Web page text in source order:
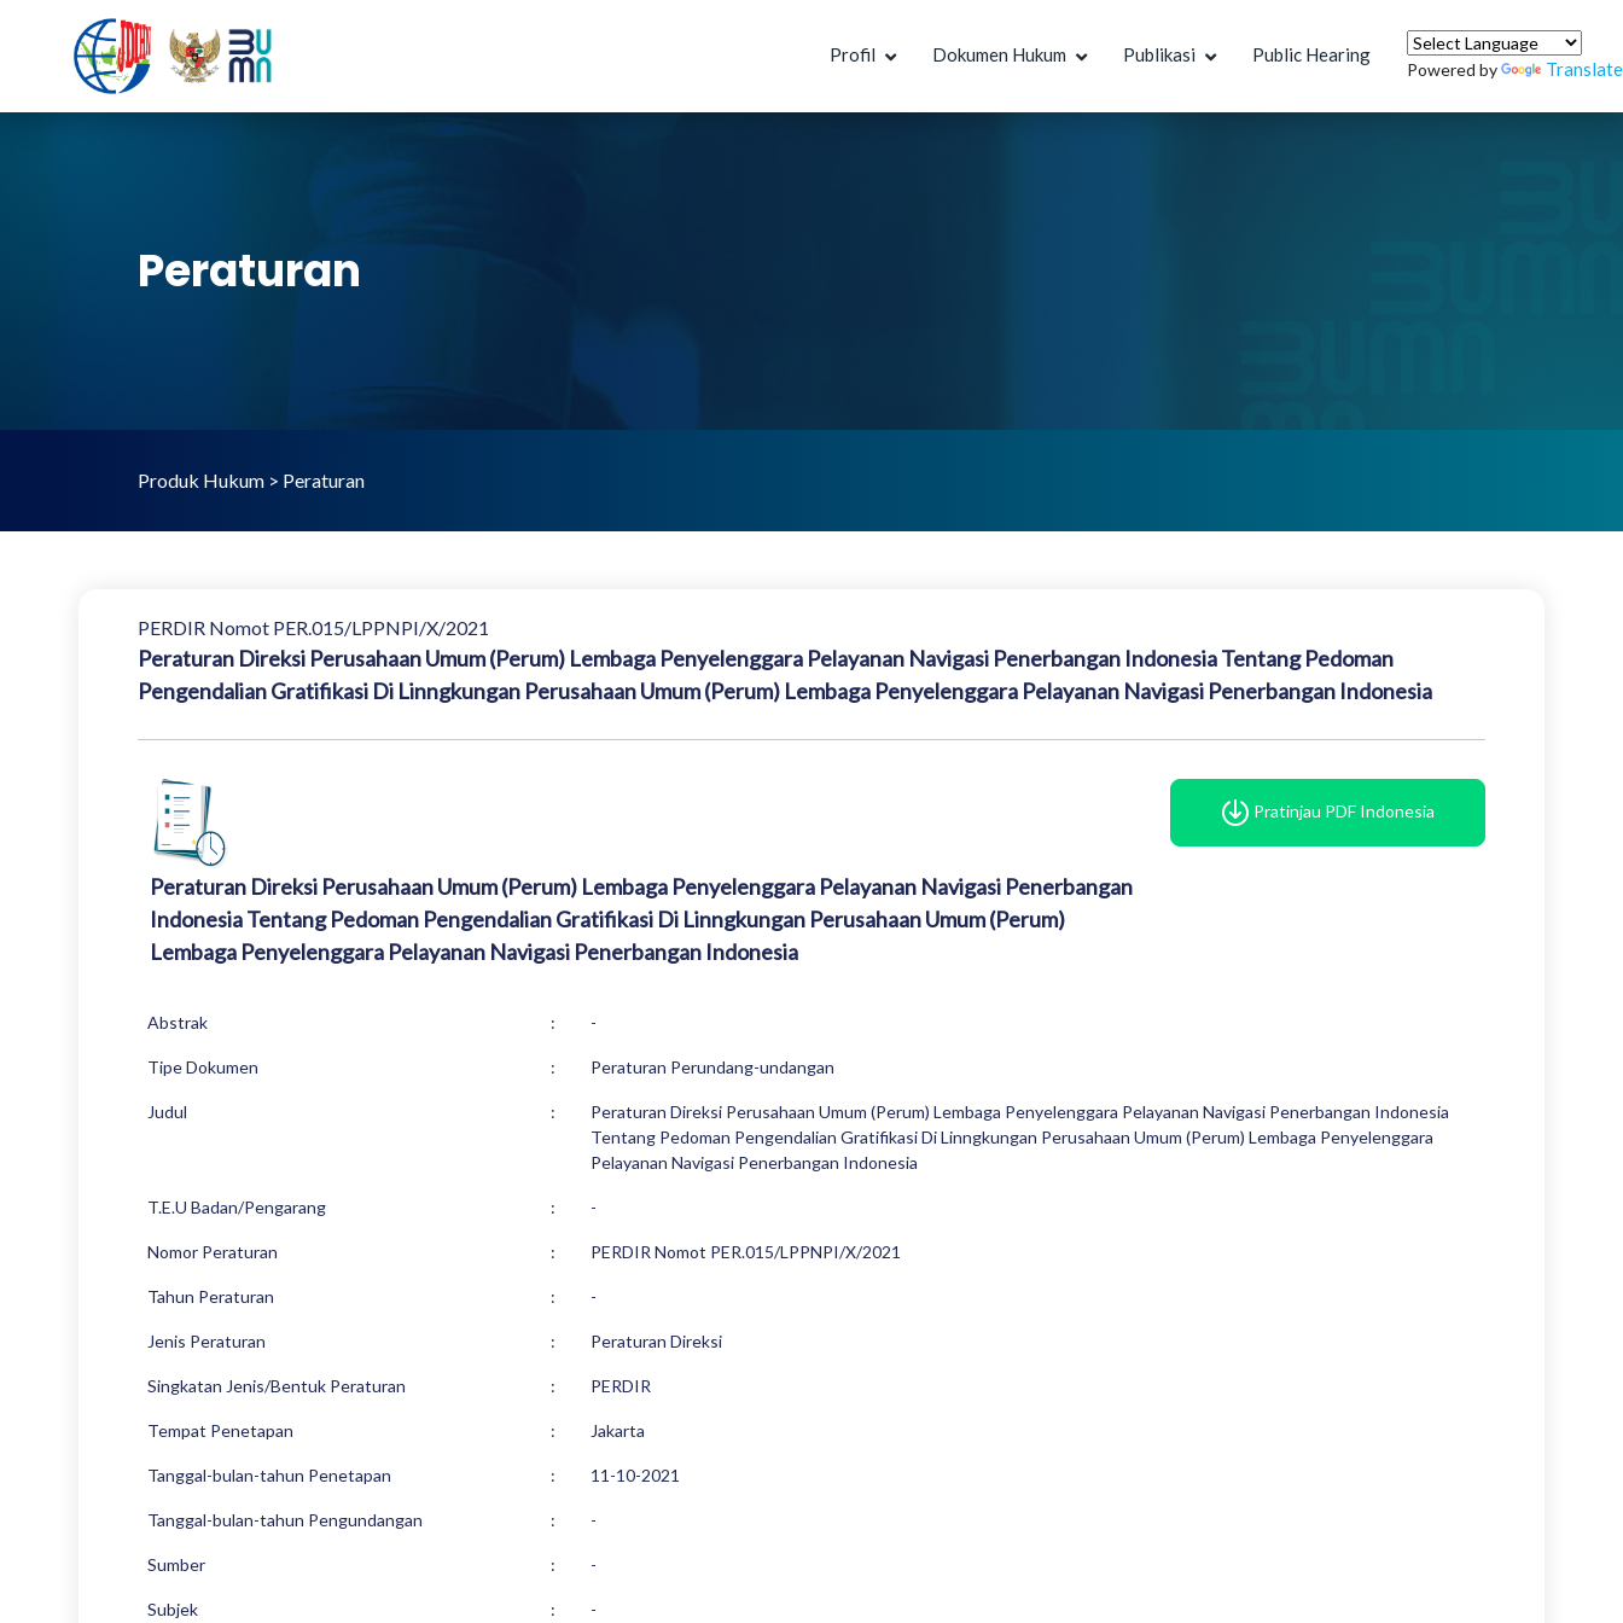
Profil Dokumen Hukum Publikasi Public Hearing
Powered by Translate
Peraturan
Produk Hukum > Peraturan
PERDIR Nomot PER.015/LPPNPI/X/2021
Peraturan Direksi Perusahaan Umum (Perum) Lembaga Penyelenggara Pelayanan Navigasi Penerbangan Indonesia Tentang Pedoman
Pengendalian Gratifikasi Di Linngkungan Perusahaan Umum (Perum) Lembaga Penyelenggara Pelayanan Navigasi Penerbangan Indonesia
Peraturan Direksi Perusahaan Umum (Perum) Lembaga Penyelenggara Pelayanan Navigasi Penerbangan
Indonesia Tentang Pedoman Pengendalian Gratifikasi Di Linngkungan Perusahaan Umum (Perum)
Lembaga Penyelenggara Pelayanan Navigasi Penerbangan Indonesia
Pratinjau PDF Indonesia
Abstrak : -
Tipe Dokumen : Peraturan Perundang-undangan
Judul :
Peraturan Direksi Perusahaan Umum (Perum) Lembaga Penyelenggara Pelayanan Navigasi Penerbangan Indonesia
Tentang Pedoman Pengendalian Gratifikasi Di Linngkungan Perusahaan Umum (Perum) Lembaga Penyelenggara
Pelayanan Navigasi Penerbangan Indonesia
T.E.U Badan/Pengarang : -
Nomor Peraturan : PERDIR Nomot PER.015/LPPNPI/X/2021
Tahun Peraturan : -
Jenis Peraturan : Peraturan Direksi
Singkatan Jenis/Bentuk Peraturan : PERDIR
Tempat Penetapan : Jakarta
Tanggal-bulan-tahun Penetapan : 11-10-2021
Tanggal-bulan-tahun Pengundangan : -
Sumber : -
Subjek : -